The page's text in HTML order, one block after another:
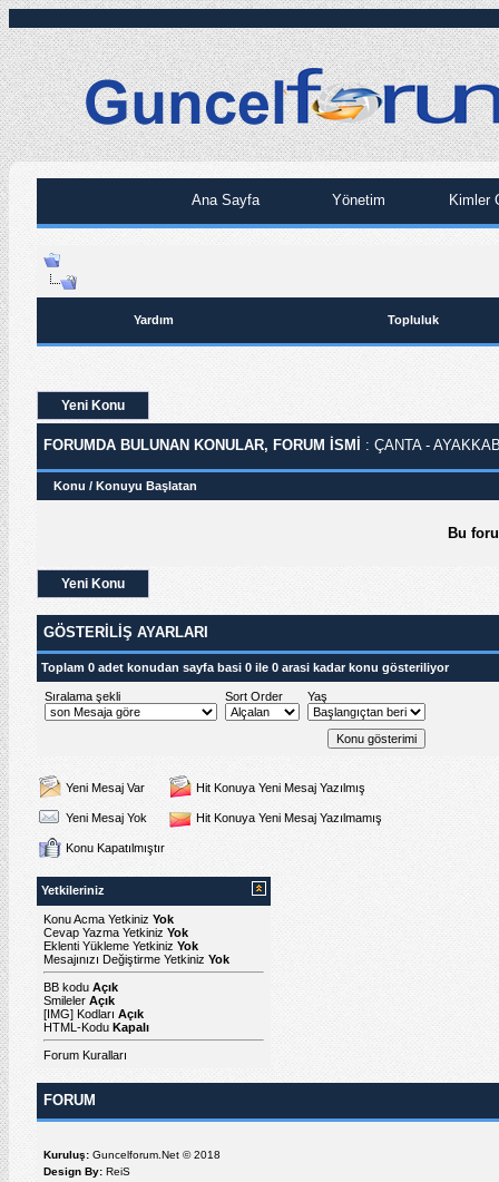
Ana Sayfa Yönetim Kimler
Yardım Topluluk
Yeni Konu
FORUMDA BULUNAN KONULAR, FORUM ISMI : ÇANTA -
Konu / Konuyu Başlatan
Bu
Yeni Konu
GÖSTERILIŞ AYARLARI
Toplam 0 adet konudan sayfa basi 0 ile 0 arasi kadar konu gösteriliyor
Sıralama şekli Sort Order Yaş
Yeni Mesaj Var Hit Konuya Yeni Mesaj Yazılmış
Yeni Mesaj Yok Hit Konuya Yeni Mesaj Yazılmamış
Konu Kapatılmıştır
Yetkileriniz
Konu Acma Yetkiniz Yok
Cevap Yazma Yetkiniz Yok
Eklenti Yükleme Yetkiniz Yok
Mesajınızı Değiştirme Yetkiniz Yok
BB kodu Açık
Smileler Açık
[IMG] Kodları Açık
HTML-Kodu Kapalı
Forum Kuralları
FORUM
Kuruluş: Guncelforum.Net © 2018
Design By: ReiS